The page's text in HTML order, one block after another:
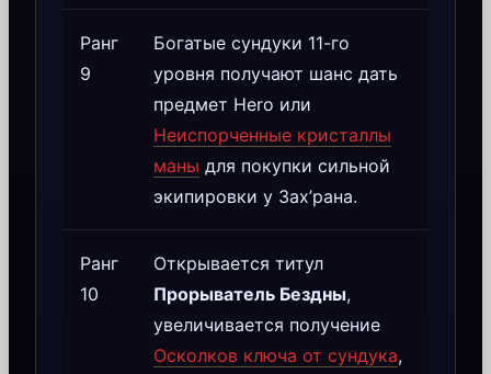
Ранг
9
Богатые сундуки 11-го
уровня получают шанс дать
предмет Hero или
Неиспорченные кристаллы
маны для покупки сильной
экипировки у Зах’рана.
Ранг
10
Открывается титул
Прорыватель Бездны,
увеличивается получение
Осколков ключа от сундука,